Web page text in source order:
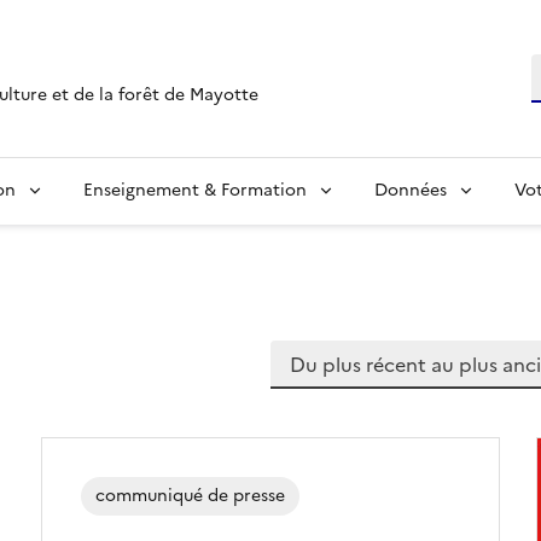
et de la forêt de Mayotte
Enseignement & Formation Données
Trier les articles :
communiqué de presse